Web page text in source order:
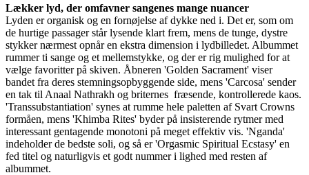
Lækker lyd, der omfavner sangenes mange nuancer
Lyden er organisk og en fornøjelse af dykke ned i. Det er, som om
de hurtige passager står lysende klart frem, mens de tunge, dystre
stykker nærmest opnår en ekstra dimension i lydbilledet. Albummet
rummer ti sange og et mellemstykke, og der er rig mulighed for at
vælge favoritter på skiven. Åbneren 'Golden Sacrament' viser
bandet fra deres stemningsopbyggende side, mens 'Carcosa' sender
en tak til Anaal Nathrakh og briternes fræsende, kontrollerede kaos.
'Transsubstantiation' synes at rumme hele paletten af Svart Crowns
formåen, mens 'Khimba Rites' byder på insisterende rytmer med
interessant gentagende monotoni på meget effektiv vis. 'Nganda'
indeholder de bedste soli, og så er 'Orgasmic Spiritual Ecstasy' en
fed titel og naturligvis et godt nummer i lighed med resten af
albummet.